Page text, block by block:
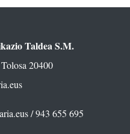
Taldea S.M.
20400
/ 943 655 695